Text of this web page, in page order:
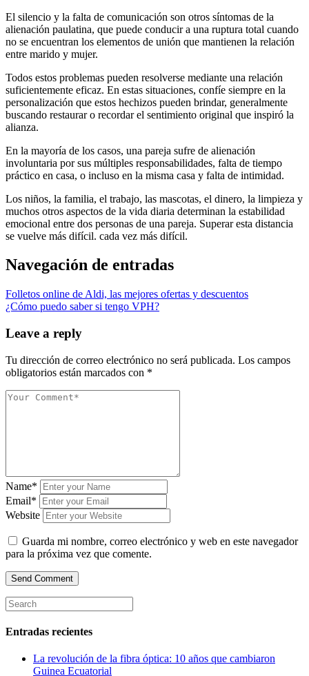
El silencio y la falta de comunicación son otros síntomas de la
alienación paulatina, que puede conducir a una ruptura total cuando
no se encuentran los elementos de unión que mantienen la relación
entre marido y mujer.
Todos estos problemas pueden resolverse mediante una relación
suficientemente eficaz. En estas situaciones, confíe siempre en la
personalización que estos hechizos pueden brindar, generalmente
buscando restaurar o recordar el sentimiento original que inspiró la
alianza.
En la mayoría de los casos, una pareja sufre de alienación
involuntaria por sus múltiples responsabilidades, falta de tiempo
práctico en casa, o incluso en la misma casa y falta de intimidad.
Los niños, la familia, el trabajo, las mascotas, el dinero, la limpieza y
muchos otros aspectos de la vida diaria determinan la estabilidad
emocional entre dos personas de una pareja. Superar esta distancia
se vuelve más difícil. cada vez más difícil.
Navegación de entradas
Folletos online de Aldi, las mejores ofertas y descuentos
¿Cómo puedo saber si tengo VPH?
Leave a reply
Tu dirección de correo electrónico no será publicada. Los campos
obligatorios están marcados con *
Name*
Email*
Website
Guarda mi nombre, correo electrónico y web en este navegador
para la próxima vez que comente.
Entradas recientes
La revolución de la fibra óptica: 10 años que cambiaron
Guinea Ecuatorial